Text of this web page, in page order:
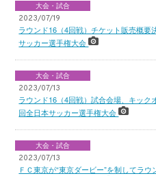
大会・試合
2023/07/19
ラウンド16（4回戦）チケット販売概
サッカー選手権大会
大会・試合
2023/07/13
ラウンド16（4回戦）試合会場、キッ
回全日本サッカー選手権大会
大会・試合
2023/07/13
ＦＣ東京が“東京ダービー”を制してラ